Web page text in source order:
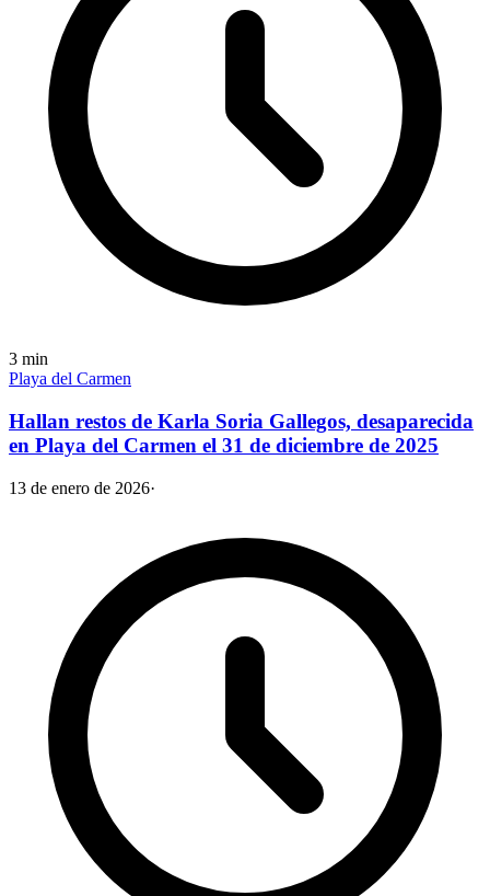
3 min
Playa del Carmen
Hallan restos de Karla Soria Gallegos, desaparecida
en Playa del Carmen el 31 de diciembre de 2025
13 de enero de 2026·